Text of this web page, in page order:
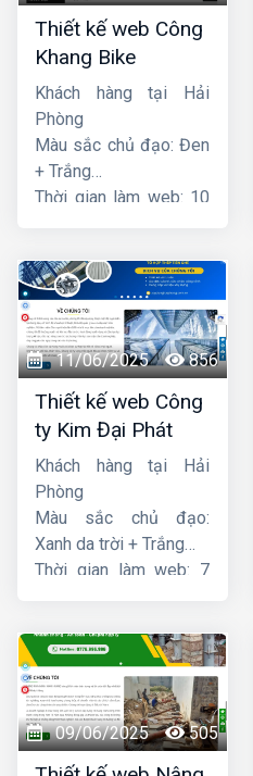
Thiết kế web Công
Khang Bike
Khách hàng tại Hải
Phòng
Màu sắc chủ đạo: Đen
+ Trắng
Thời gian làm web: 10
11/06/2025 856
Thiết kế web Công
ty Kim Đại Phát
Khách hàng tại Hải
Phòng
Màu sắc chủ đạo:
Xanh da trời + Trắng
Thời gian làm web: 7
09/06/2025 505